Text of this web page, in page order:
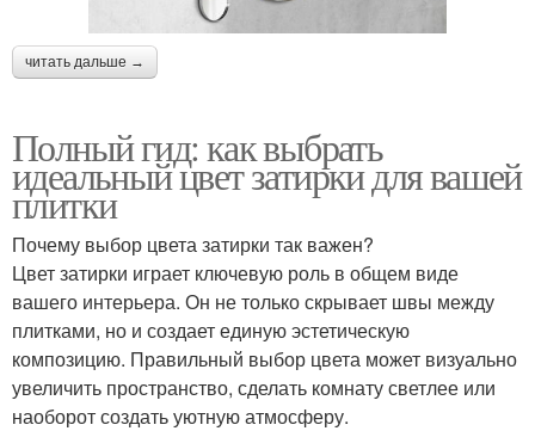
читать дальше →
Полный гид: как выбрать
идеальный цвет затирки для вашей
плитки
Почему выбор цвета затирки так важен?
Цвет затирки играет ключевую роль в общем виде
вашего интерьера. Он не только скрывает швы между
плитками, но и создает единую эстетическую
композицию. Правильный выбор цвета может визуально
увеличить пространство, сделать комнату светлее или
наоборот создать уютную атмосферу.